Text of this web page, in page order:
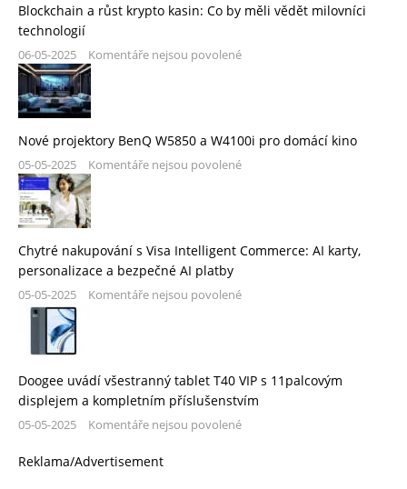
Blockchain a růst krypto kasin: Co by měli vědět milovníci
technologií
06-05-2025 Komentáře nejsou povolené
Nové projektory BenQ W5850 a W4100i pro domácí kino
05-05-2025 Komentáře nejsou povolené
Chytré nakupování s Visa Intelligent Commerce: AI karty,
personalizace a bezpečné AI platby
05-05-2025 Komentáře nejsou povolené
Doogee uvádí všestranný tablet T40 VIP s 11palcovým
displejem a kompletním příslušenstvím
05-05-2025 Komentáře nejsou povolené
Reklama/Advertisement